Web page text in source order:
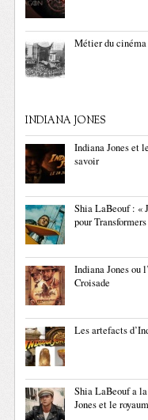
Métier du
INDIANA JONES
Indiana Jones et
savoir
Shia LaBeouf : «
pour
Indiana Jones ou
Croisade
Les artefacts
Shia LaBeouf a
Jones et le